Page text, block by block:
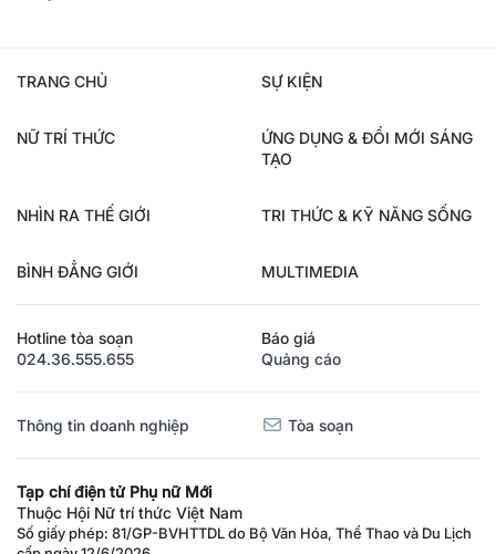
TRANG CHỦ SỰ KIỆN
NỮ TRÍ THỨC
ỨNG DỤNG & ĐỔI MỚI SÁNG
TẠO
NHÌN RA THẾ GIỚI TRI THỨC & KỸ NĂNG SỐNG
BÌNH ĐẲNG GIỚI MULTIMEDIA
Hotline tòa soạn
024.36.555.655
Báo giá
Quảng cáo
Thông tin doanh nghiệp Tòa soạn
Tạp chí điện tử Phụ nữ Mới
Thuộc Hội Nữ trí thức Việt Nam
Số giấy phép: 81/GP-BVHTTDL do Bộ Văn Hóa, Thể Thao và Du Lịch
cấp ngày 12/6/2026.